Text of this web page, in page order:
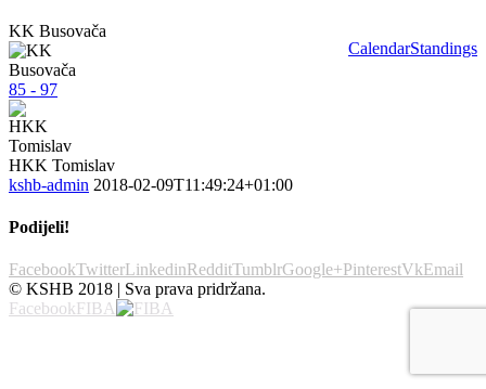
CalendarStandings
KK Busovača
85 - 97
HKK Tomislav
kshb-admin 2018-02-09T11:49:24+01:00
Podijeli!
FacebookTwitterLinkedinRedditTumblrGoogle+PinterestVkEmail
© KSHB 2018 | Sva prava pridržana.
FacebookFIBA